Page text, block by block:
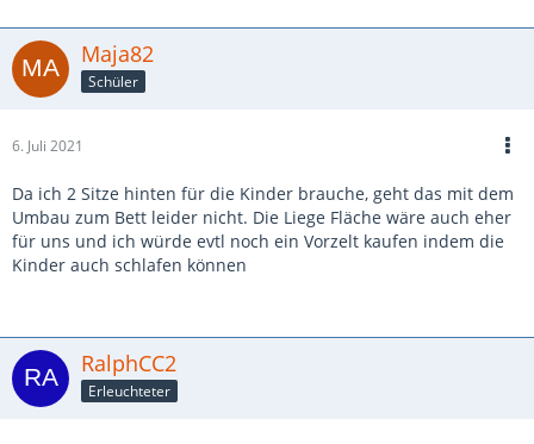
Maja82
Schüler
6. Juli 2021
Da ich 2 Sitze hinten für die Kinder brauche, geht das mit dem
Umbau zum Bett leider nicht. Die Liege Fläche wäre auch eher
für uns und ich würde evtl noch ein Vorzelt kaufen indem die
Kinder auch schlafen können
RalphCC2
Erleuchteter